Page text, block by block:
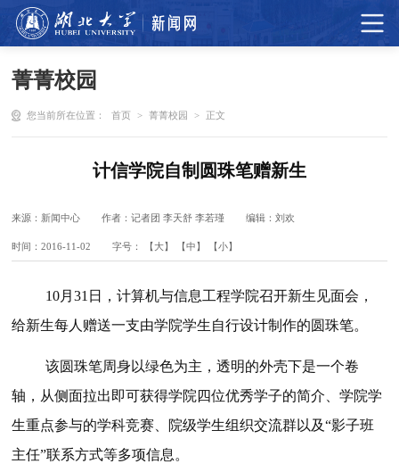
菁菁校园
您当前所在位置： 首页 > 菁菁校园 > 正文
计信学院自制圆珠笔赠新生
来源：新闻中心 作者：记者团 李天舒 李若瑾 编辑：刘欢
时间：2016-11-02 字号： 【大】 【中】 【小】
10月31日，计算机与信息工程学院召开新生见面会，
给新生每人赠送一支由学院学生自行设计制作的圆珠笔。
该圆珠笔周身以绿色为主，透明的外壳下是一个卷
轴，从侧面拉出即可获得学院四位优秀学子的简介、学院学
生重点参与的学科竞赛、院级学生组织交流群以及“影子班
主任”联系方式等多项信息。